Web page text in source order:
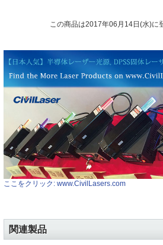
この商品は2017年06月14日(水)に
ここをクリック: www.CivilLasers.com
関連製品